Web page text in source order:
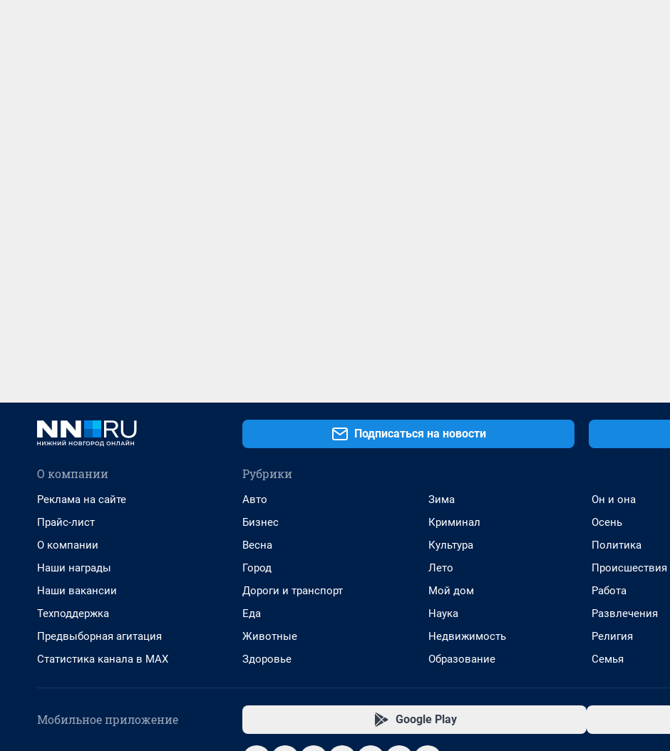
Подписаться на новости
О компании
Реклама на сайте
Прайс-лист
О компании
Наши награды
Наши вакансии
Техподдержка
Предвыборная агитация
Статистика канала в MAX
Рубрики
Авто
Бизнес
Весна
Город
Дороги и транспорт
Еда
Животные
Здоровье
Зима
Криминал
Культура
Лето
Мой дом
Наука
Недвижимость
Образование
Он и она
Осень
Политика
Происшествия
Работа
Развлечения
Религия
Семья
Мобильное приложение Google Play